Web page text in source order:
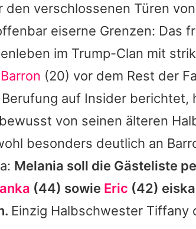
App
Utiq
den verschlossenen Türen
eiserne Grenzen: Das
im Trump-Clan mit
Barron (20) vor dem Rest der
auf Insider
von seinen älteren
besonders deutlich an
Melania soll die Gästeliste
(44) sowie Eric (42)
Einzig Halbschwester Tiffany